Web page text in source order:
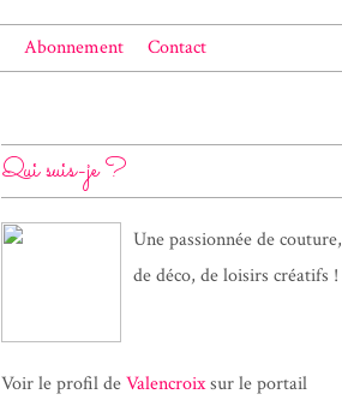
Abonnement Contact
Qui suis-je ?
Une passionnée de couture,
de déco, de loisirs créatifs !
Voir le profil deValencroixsur le portail